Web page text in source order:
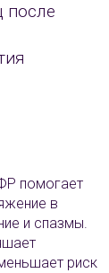
после
помогает
в
и спазмы.
риск